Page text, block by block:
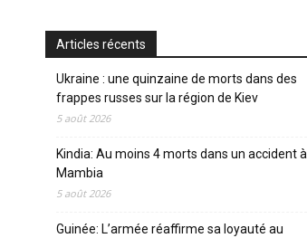
Articles récents
Ukraine : une quinzaine de morts dans des
frappes russes sur la région de Kiev
5 août 2026
Kindia: Au moins 4 morts dans un accident à
Mambia
5 août 2026
Guinée: L’armée réaffirme sa loyauté au